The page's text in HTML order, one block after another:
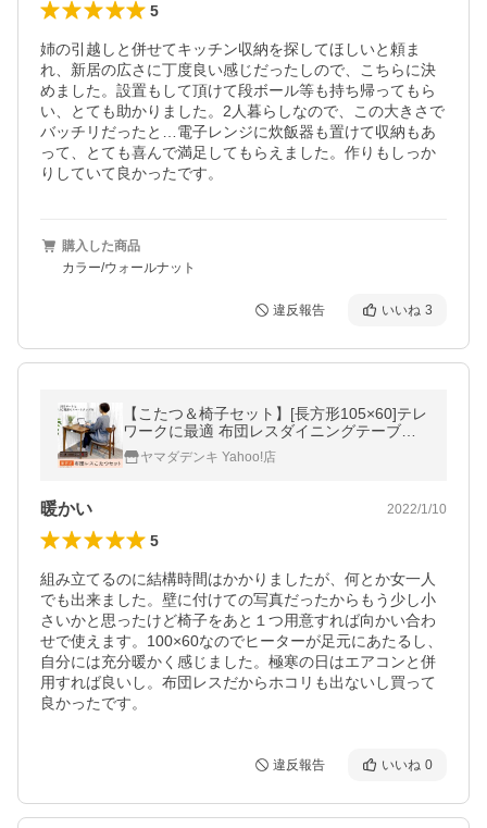
5
姉の引越しと併せてキッチン収納を探してほしいと頼ま
れ、新居の広さに丁度良い感じだったしので、こちらに決
めました。設置もして頂けて段ボール等も持ち帰ってもら
い、とても助かりました。2人暮らしなので、この大きさで
バッチリだったと…電子レンジに炊飯器も置けて収納もあ
って、とても喜んで満足してもらえました。作りもしっか
りしていて良かったです。
購入した商品
カラー/ウォールナット
違反報告 いいね 3
【こたつ＆椅子セット】[長方形105×60]テレ
ワークに最適 布団レスダイニングテーブル
こたつ（テーブル＋椅子）ブラウン YKF37A
イスセット ヤマダセレクト
ヤマダデンキ Yahoo!店
暖かい 2022/1/10
5
組み立てるのに結構時間はかかりましたが、何とか女一人
でも出来ました。壁に付けての写真だったからもう少し小
さいかと思ったけど椅子をあと１つ用意すれば向かい合わ
せで使えます。100×60なのでヒーターが足元にあたるし、
自分には充分暖かく感じました。極寒の日はエアコンと併
用すれば良いし。布団レスだからホコリも出ないし買って
良かったです。
違反報告 いいね 0